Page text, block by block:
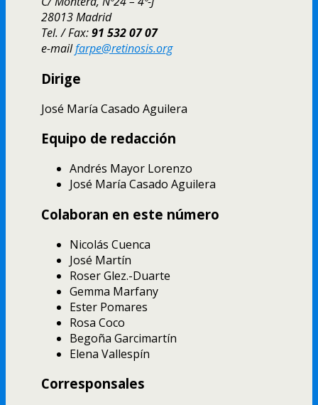
28013 Madrid
Tel. / Fax:91 532 07 07
e-mailfarpe@retinosis.org
Dirige
José Marí­a Casado Aguilera
Equipo de redacción
Andrés Mayor Lorenzo
José Marí­a Casado Aguilera
Colaboran en este número
Nicolás Cuenca
José Martí­n
Roser Glez.-Duarte
Gemma Marfany
Ester Pomares
Rosa Coco
Begoña Garcimartí­n
Elena Vallespí­n
Corresponsales